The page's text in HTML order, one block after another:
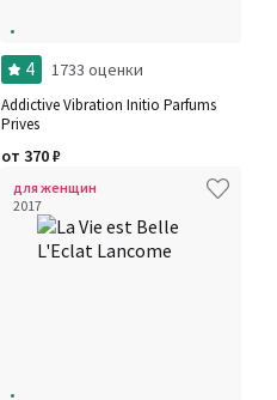
4 1733 оценки
Addictive Vibration Initio Parfums
Prives
от 370₽
для женщин
2017